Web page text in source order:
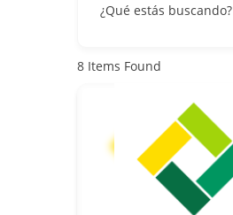
¿Qué estás buscando?
8 Items Found